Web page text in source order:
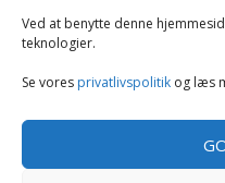
Ved at benytte denne
teknologier.
Se vores privatlivspolitik og læs
Køkken
Opvarmning